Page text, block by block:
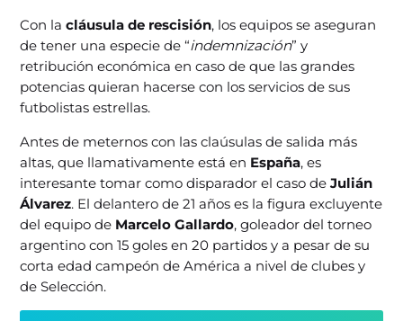
Con la cláusula de rescisión, los equipos se aseguran
de tener una especie de “indemnización” y
retribución económica en caso de que las grandes
potencias quieran hacerse con los servicios de sus
futbolistas estrellas.
Antes de meternos con las claúsulas de salida más
altas, que llamativamente está en España, es
interesante tomar como disparador el caso deJulián
Álvarez. El delantero de 21 años es la figura excluyente
del equipo de Marcelo Gallardo, goleador del torneo
argentino con 15 goles en 20 partidos y a pesar de su
corta edad campeón de América a nivel de clubes y
de Selección.